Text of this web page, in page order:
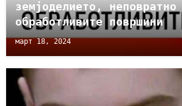
земјоделието,
обработливите површини
март 18, 2024